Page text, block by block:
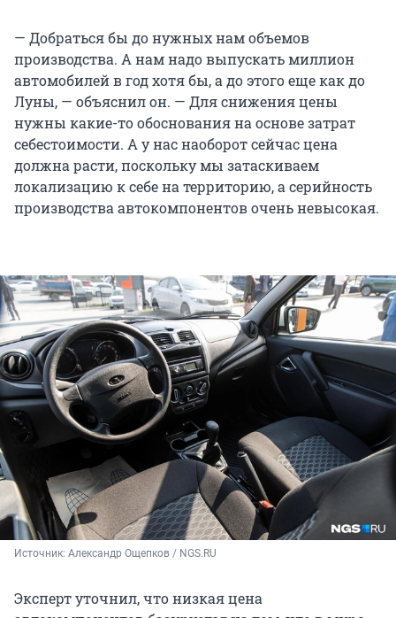
— Добраться бы до нужных нам объемов
производства. А нам надо выпускать миллион
автомобилей в год хотя бы, а до этого еще как до
Луны, — объяснил он. — Для снижения цены
нужны какие-то обоснования на основе затрат
себестоимости. А у нас наоборот сейчас цена
должна расти, поскольку мы затаскиваем
локализацию к себе на территорию, а серийность
производства автокомпонентов очень невысокая.
Источник: Александр Ощепков / NGS.RU
Эксперт уточнил, что низкая цена